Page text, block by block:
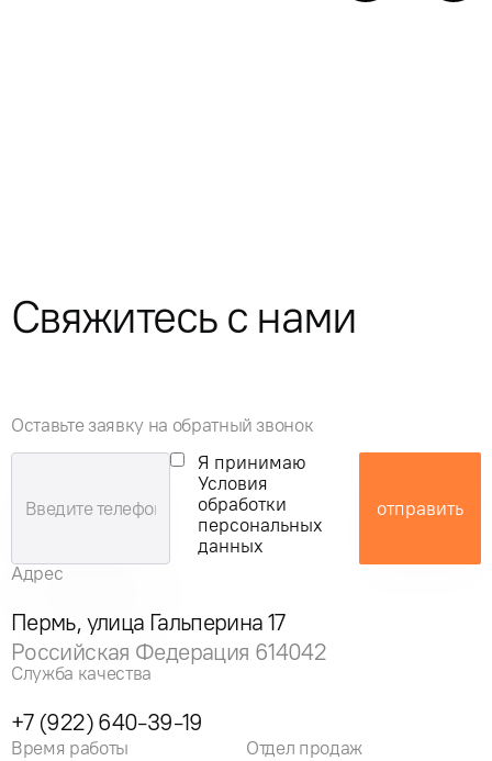
Свяжитесь с нами
Оставьте заявку на обратный звонок
Я принимаю
Условия
обработки
персональных
данных
отправить
Адрес
Пермь, улица Гальперина 17
Российская Федерация 614042
Служба качества
+7 (922) 640-39-19
Время работы Отдел продаж